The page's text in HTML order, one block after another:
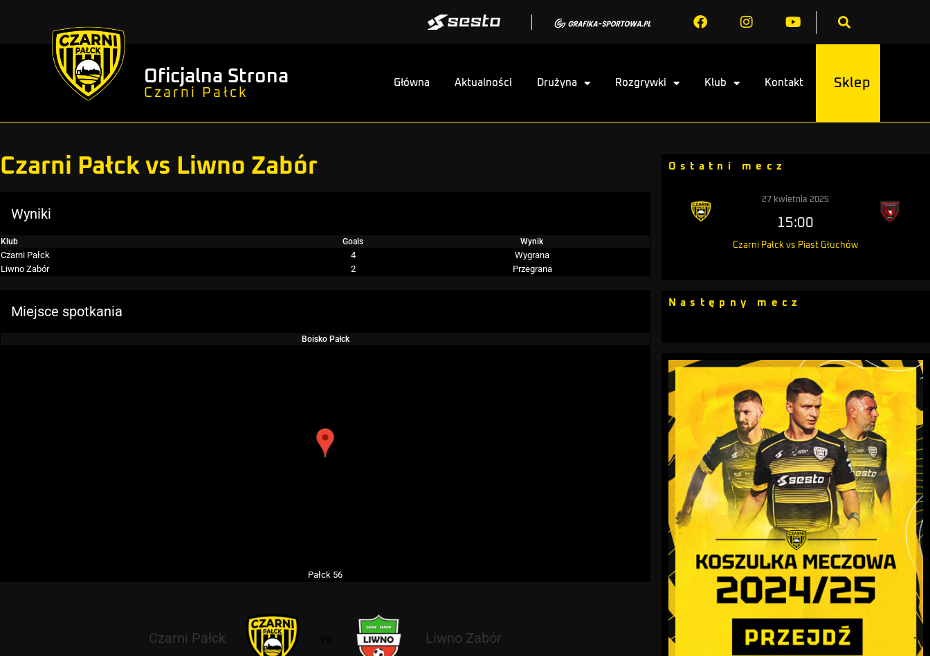
Oficjalna Strona
Czarni Pałck
Główna Aktualności Drużyna Rozgrywki Klub Kontakt Sklep
Czarni Pałck vs Liwno Zabór
Wyniki
Klub Goals Wynik
Czarni Pałck 4
Wygrana
Liwno Zabór
2 Przegrana
Miejsce spotkania
Boisko Pałck
Pałck 56
Czarni Pałck Liwno Zabór
Ostatni mecz
27 kwietnia 2025
15:00
Czarni Pałck vs Piast Głuchów
Następny mecz